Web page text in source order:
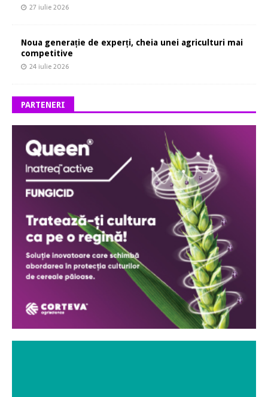
27 iulie 2026
Noua generație de experți, cheia unei agriculturi mai
competitive
24 iulie 2026
PARTENERI